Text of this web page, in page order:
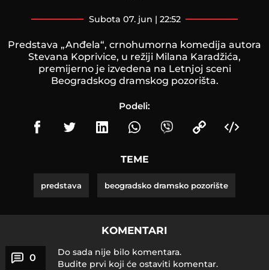
subota 07. jun | 22:52
Predstava „Anđela“, crnohumorna komedija autora
Stevana Koprivice, u režiji Milana Karadžića,
premijerno je izvedena na Letnjoj sceni
Beogradskog dramskog pozorišta.
Podeli:
TEME
predstava beogradsko dramsko pozorište
KOMENTARI
0
Do sada nije bilo komentara.
Budite prvi koji će ostaviti komentar.